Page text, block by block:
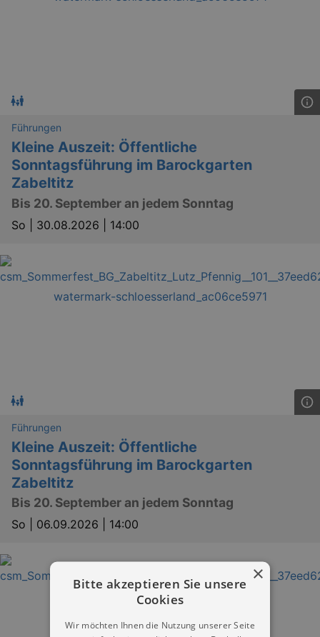
Führungen
Kleine Auszeit: Öffentliche
Sonntagsführung im Barockgarten
Zabeltitz
Bis 20. September an jedem Sonntag
So | 30.08.2026 | 14:00
Führungen
Kleine Auszeit: Öffentliche
Sonntagsführung im Barockgarten
Zabeltitz
Bis 20. September an jedem Sonntag
So | 06.09.2026 | 14:00
×
Bitte akzeptieren Sie unsere
Cookies
Wir möchten Ihnen die Nutzung unserer Seite